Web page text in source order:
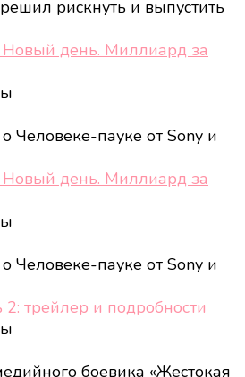
рискнуть и выпустить
Новый день. Миллиард за
Человеке-пауке от Sony и
Новый день. Миллиард за
Человеке-пауке от Sony и
трейлер и подробности
боевика «Жестокая